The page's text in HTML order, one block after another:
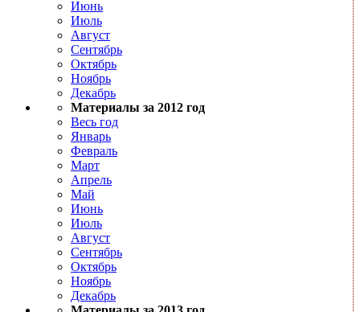
Июнь
Июль
Август
Сентябрь
Октябрь
Ноябрь
Декабрь
Материалы за 2012 год
Весь год
Январь
Февраль
Март
Апрель
Май
Июнь
Июль
Август
Сентябрь
Октябрь
Ноябрь
Декабрь